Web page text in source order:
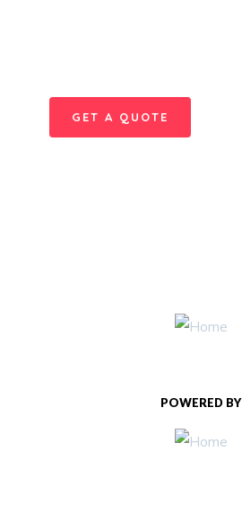
GET A QUOTE
POWERED BY